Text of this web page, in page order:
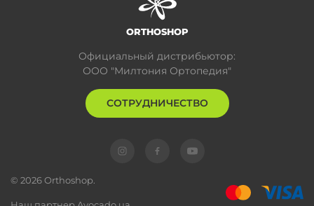
ORTHOSHOP
Официальный дистрибьютор:
ООО "Милтония Ортопедия"
СОТРУДНИЧЕСТВО
© 2026 Orthoshop.